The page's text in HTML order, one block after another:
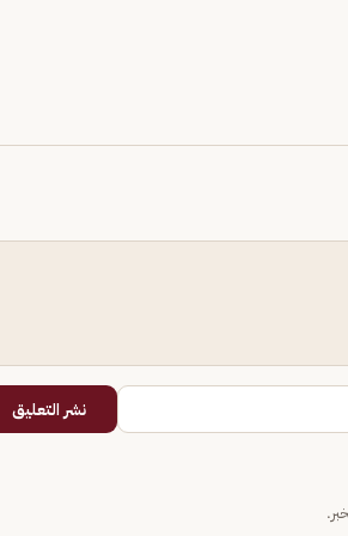
نشر التعليق